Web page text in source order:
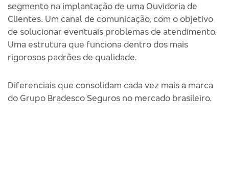
segmento na implantação de uma Ouvidoria de
Clientes. Um canal de comunicação, com o objetivo
de solucionar eventuais problemas de atendimento.
Uma estrutura que funciona dentro dos mais
rigorosos padrões de qualidade.
Diferenciais que consolidam cada vez mais a marca
do Grupo Bradesco Seguros no mercado brasileiro.